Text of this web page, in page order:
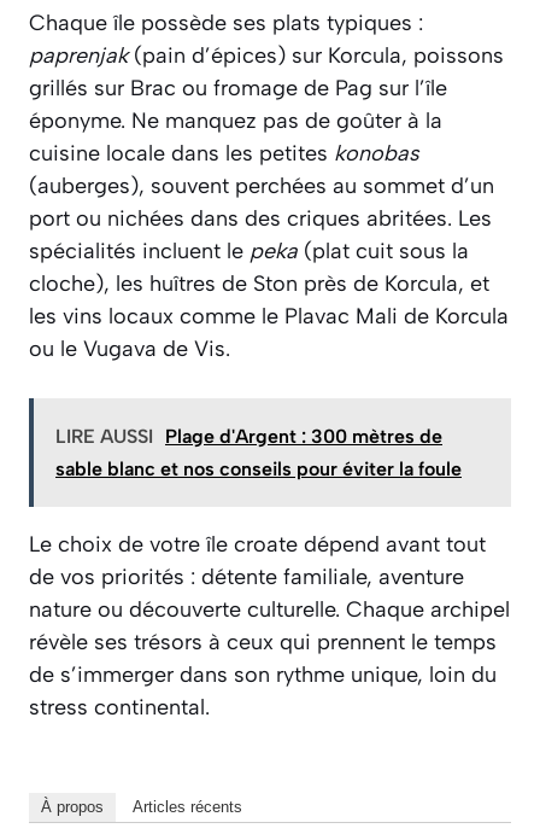
Chaque île possède ses plats typiques :
paprenjak(pain d’épices) sur Korcula, poissons
grillés sur Brac ou fromage de Pag sur l’île
éponyme. Ne manquez pas de goûter à la
cuisine locale dans les petites konobas
(auberges), souvent perchées au sommet d’un
port ou nichées dans des criques abritées. Les
spécialités incluent le peka (plat cuit sous la
cloche), les huîtres de Ston près de Korcula, et
les vins locaux comme le Plavac Mali de Korcula
ou le Vugava de Vis.
LIRE AUSSI
Plage d'Argent : 300 mètres de
sable blanc et nos conseils pour éviter la foule
Le choix de votre île croate dépend avant tout
de vos priorités : détente familiale, aventure
nature ou découverte culturelle. Chaque archipel
révèle ses trésors à ceux qui prennent le temps
de s’immerger dans son rythme unique, loin du
stress continental.
À propos Articles récents